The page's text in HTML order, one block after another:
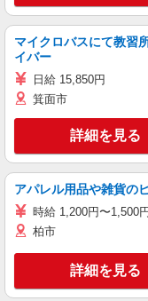
マイクロバスにて教習
イバー
日給 15,850円
箕面市
詳細を見る
アパレル用品や雑貨の
時給 1,200円〜1,500円
柏市
詳細を見る